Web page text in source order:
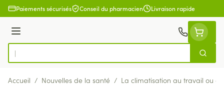
Aller au contenu
Paiements sécurisés Conseil du pharmacien Livraison rapide
Menu
Rechercher
Accueil / Nouvelles de la santé / La climatisation au travail ou à